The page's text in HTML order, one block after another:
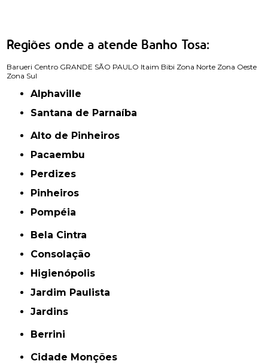
Regiões onde a atende Banho Tosa:
Barueri Centro GRANDE SÃO PAULO Itaim Bibi Zona Norte Zona Oeste
Zona Sul
Alphaville
Santana de Parnaíba
Alto de Pinheiros
Pacaembu
Perdizes
Pinheiros
Pompéia
Bela Cintra
Consolação
Higienópolis
Jardim Paulista
Jardins
Berrini
Cidade Monções